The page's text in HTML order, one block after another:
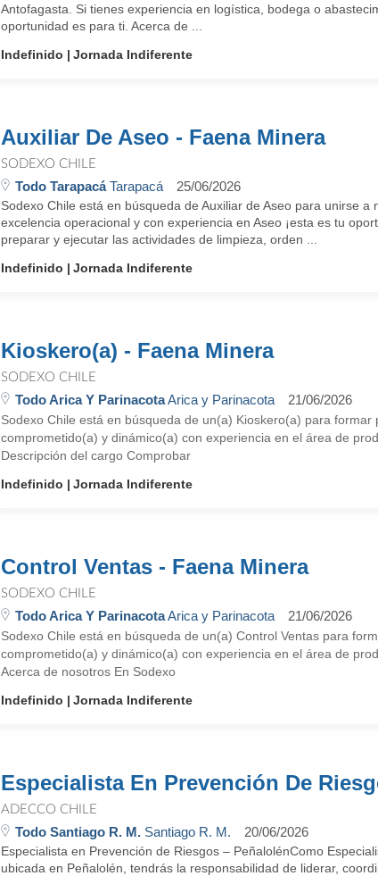
Antofagasta. Si tienes experiencia en logística, bodega o
oportunidad es para ti. Acerca de ...
Indefinido
Jornada Indiferente
Auxiliar De Aseo - Faena Minera
SODEXO CHILE
Todo TarapacáTarapacá 25/06/2026
Sodexo Chile está en búsqueda de Auxiliar de Aseo para unirse
excelencia operacional y con experiencia en Aseo ¡esta es tu
preparar y ejecutar las actividades de limpieza, orden ...
Indefinido
Jornada Indiferente
Kioskero(a) - Faena Minera
SODEXO CHILE
Todo Arica Y ParinacotaArica y Parinacota 21/06/2026
Sodexo Chile está en búsqueda de un(a) Kioskero(a) para
comprometido(a) y dinámico(a) con experiencia en el área de
Descripción del cargo Comprobar
Indefinido
Jornada Indiferente
Control Ventas - Faena Minera
SODEXO CHILE
Todo Arica Y ParinacotaArica y Parinacota 21/06/2026
Sodexo Chile está en búsqueda de un(a) Control Ventas para
comprometido(a) y dinámico(a) con experiencia en el área de
Acerca de nosotros En Sodexo
Indefinido
Jornada Indiferente
Especialista En Prevención De
ADECCO CHILE
Todo Santiago R. M.Santiago R. M. 20/06/2026
Especialista en Prevención de Riesgos – PeñalolénComo
ubicada en Peñalolén, tendrás la responsabilidad de liderar,